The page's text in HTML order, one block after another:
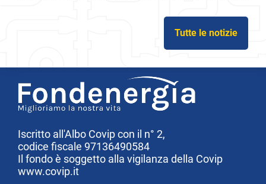
Tutte le notizie
Iscritto all'Albo Covip con il n° 2,
codice fiscale 97136490584
Il fondo è soggetto alla vigilanza della Covip
www.covip.it